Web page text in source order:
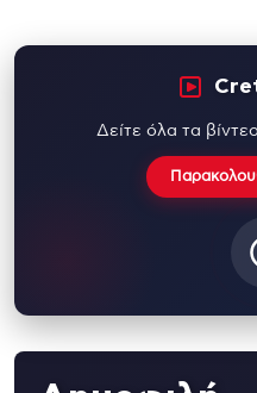
Δείτε όλα τα